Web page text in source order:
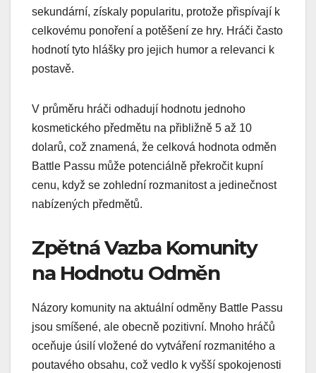
sekundární, získaly popularitu, protože přispívají k
celkovému ponoření a potěšení ze hry. Hráči často
hodnotí tyto hlášky pro jejich humor a relevanci k
postavě.
V průměru hráči odhadují hodnotu jednoho
kosmetického předmětu na přibližně 5 až 10
dolarů, což znamená, že celková hodnota odměn
Battle Passu může potenciálně překročit kupní
cenu, když se zohlední rozmanitost a jedinečnost
nabízených předmětů.
Zpětná Vazba Komunity
na Hodnotu Odměn
Názory komunity na aktuální odměny Battle Passu
jsou smíšené, ale obecně pozitivní. Mnoho hráčů
oceňuje úsilí vložené do vytváření rozmanitého a
poutavého obsahu, což vedlo k vyšší spokojenosti